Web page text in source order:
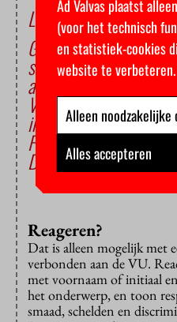
Lees ook
Gemeente eist lagere
studentenwoningen
andere gemeenten’
VU gaat gewoon door
internationals
Flat op Uilenstede
DUWO geen fuck’
Reageren?
Dat is alleen mogelijk met
verbonden aan de VU.
met voornaam of initiaal
het onderwerp, en toon
smaad, schelden en
Ad Valvas plaatst
(voor het technisch
en statistiek-cookies
website te verbeteren.
Alleen noodzakelijke
Alles accepteren